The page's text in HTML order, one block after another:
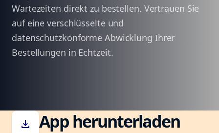
Wartezeiten direkt zu bestellen. Vertrauen Sie
auf eine verschlüsselte und
datenschutzkonforme Abwicklung Ihrer
Bestellungen in Echtzeit.
download App herunterladen